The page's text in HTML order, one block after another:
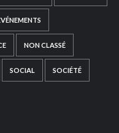
NON CLASSÉ
SOCIAL SOCIÉTÉ